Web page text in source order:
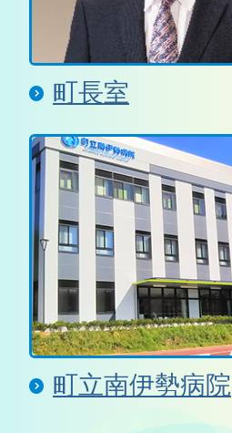
町長室
町立南伊勢病院